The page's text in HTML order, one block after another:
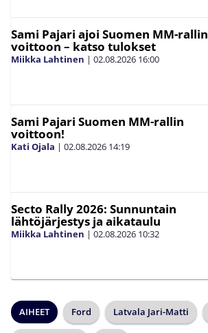
Sami Pajari ajoi Suomen MM-rallin
voittoon – katso tulokset
Miikka Lahtinen | 02.08.2026 16:00
Sami Pajari Suomen MM-rallin
voittoon!
Kati Ojala | 02.08.2026 14:19
Secto Rally 2026: Sunnuntain
lähtöjärjestys ja aikataulu
Miikka Lahtinen | 02.08.2026 10:32
AIHEET Ford Latvala Jari-Matti